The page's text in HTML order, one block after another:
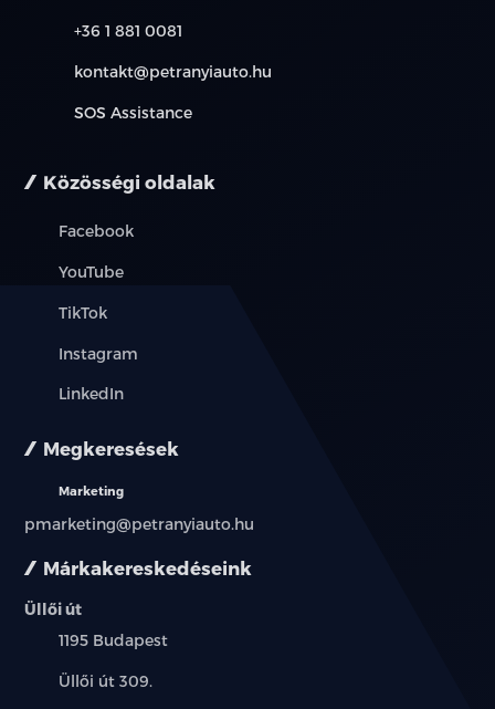
Márkakereskedéseink
Üllői út
Település:
1195 Budapest
Cím:
Üllői út 309.
+36 1 881 0081
kontakt@petranyiauto.hu
SOS Assistance
Közösségi oldalak
Facebook
YouTube
TikTok
Instagram
LinkedIn
Megkeresések
Marketing
pmarketing@petranyiauto.hu